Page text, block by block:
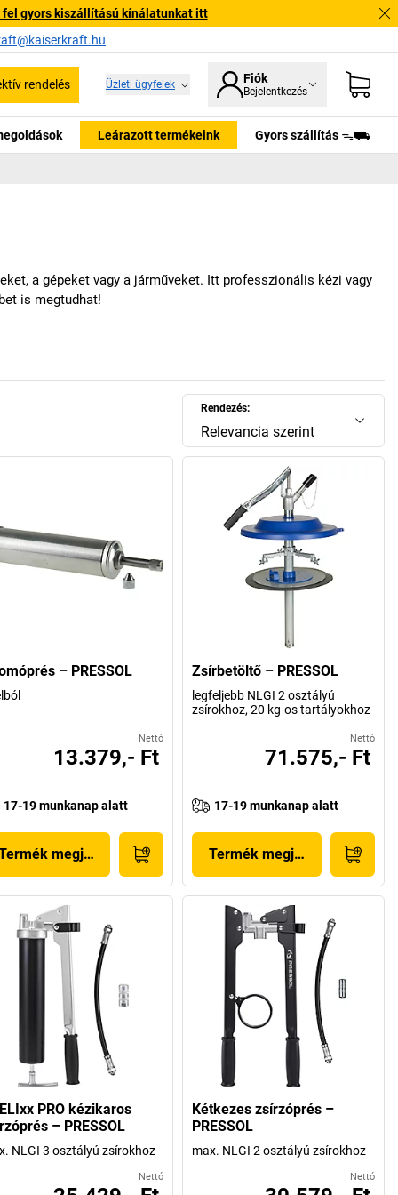
fel gyors kiszállítású kínálatunkat itt
rendelés Üzleti ügyfelek Fiók
Bejelentkezés
Leárazott termékeink Gyors szállítás ᯓ⛟
a gépeket vagy a járműveket. Itt professzionális kézi vagy
is megtudhat!
Rendezés:
Relevancia szerint
– PRESSOL
Nettó
13.379,- Ft
17-19 munkanap alatt
megjelenítése
Zsírbetöltő – PRESSOL
legfeljebb NLGI 2 osztályú
zsírokhoz, 20 kg-os tartályokhoz
Nettó
71.575,- Ft
17-19 munkanap alatt
Termék megjelenítése
PRO kézikaros
– PRESSOL
NLGI 3 osztályú zsírokhoz
Nettó
Kétkezes zsírzóprés –
PRESSOL
max. NLGI 2 osztályú zsírokhoz
Nettó